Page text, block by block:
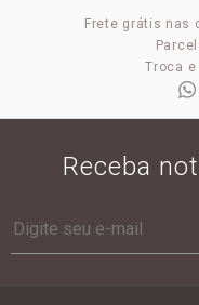
Frete grátis nas
Troca
Receba